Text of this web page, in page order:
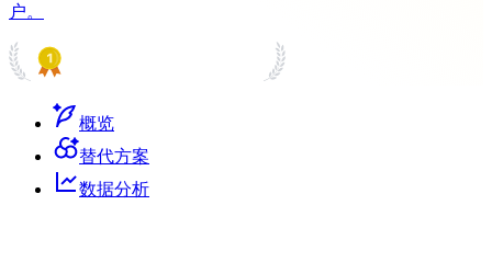
户。
概览
替代方案
数据分析